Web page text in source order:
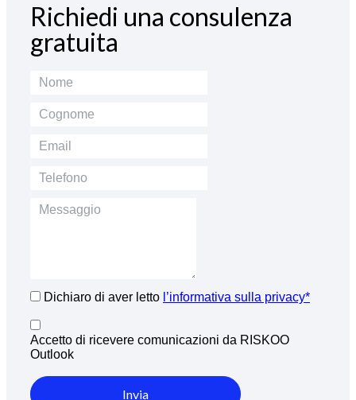
Richiedi una consulenza
gratuita
Dichiaro di aver letto l’informativa sulla privacy*
Accetto di ricevere comunicazioni da RISKOO
Outlook
Invia